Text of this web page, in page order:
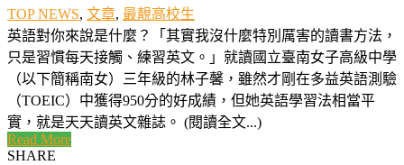
TOP NEWS, 文章, 最靚高校生
英語對你來說是什麼？「其實我沒什麼特別厲害的讀書方法，
只是習慣每天接觸、練習英文。」就讀國立臺南女子高級中學
（以下簡稱南女）三年級的林子馨，雖然才剛在多益英語測驗
（TOEIC）中獲得950分的好成績，但她英語學習法相當平
實，就是天天讀英文雜誌。 (閱讀全文...)
Read More
SHARE